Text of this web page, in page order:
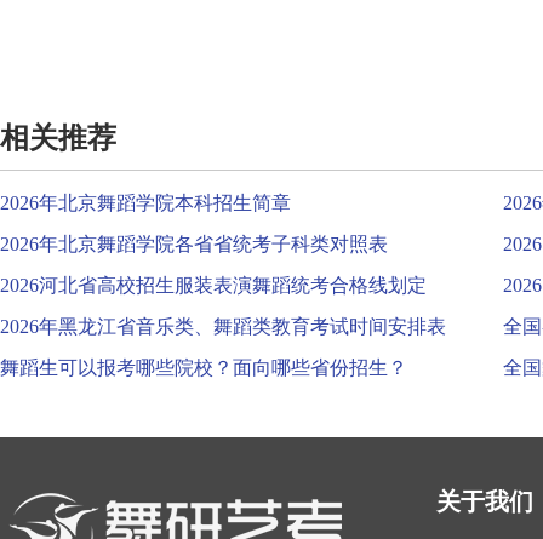
相关推荐
2026年北京舞蹈学院本科招生简章
2026年北京舞蹈学院各省省统考子科类对照表
2026河北省高校招生服装表演舞蹈统考合格线划定
2026年黑龙江省音乐类、舞蹈类教育考试时间安排表
舞蹈生可以报考哪些院校？面向哪些省份招生？
全
全
关于我们